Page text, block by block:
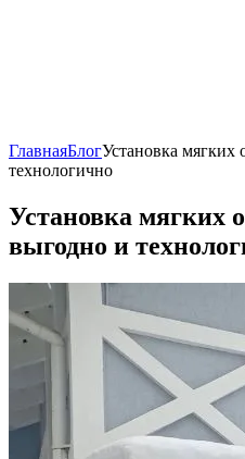
ГлавнаяБлогУстановка мягких
технологично
Установка мягких
выгодно и